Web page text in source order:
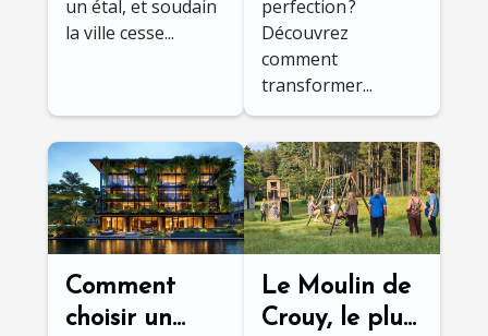
un étal, et soudain
la ville cesse...
perfection ?
Découvrez
comment
transformer...
Comment
choisir un
Le Moulin de
Crouy, le plus